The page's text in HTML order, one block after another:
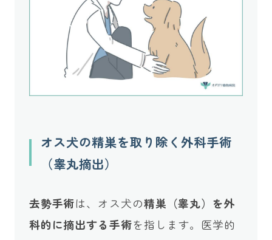
オス犬の精巣を取り除く外科手術
（睾丸摘出）
去勢手術は、オス犬の精巣（睾丸）を外
科的に摘出する手術を指します。医学的